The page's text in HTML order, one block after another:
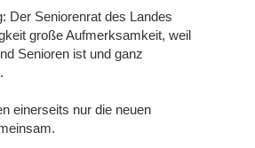
Der Seniorenrat des Landes
große Aufmerksamkeit, weil
Senioren ist und ganz
einerseits nur die neuen